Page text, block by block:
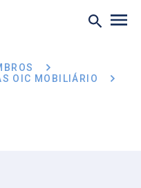
OIC MOBILIÁRIO